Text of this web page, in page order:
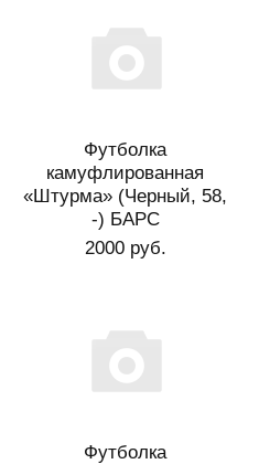
Футболка
камуфлированная
«Штурма» (Черный, 58,
-) БАРС
2000 руб.
Футболка